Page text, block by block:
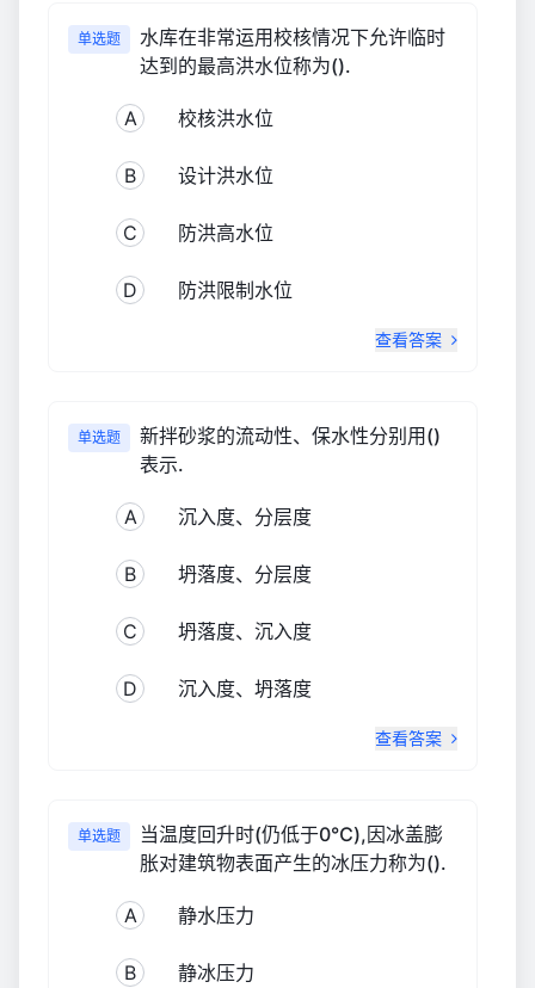
单选题
水库在非常运用校核情况下允许临时
达到的最高洪水位称为().
A 校核洪水位
B 设计洪水位
C 防洪高水位
D 防洪限制水位
查看答案
单选题
新拌砂浆的流动性、保水性分别用()
表示.
A 沉入度、分层度
B 坍落度、分层度
C 坍落度、沉入度
D 沉入度、坍落度
查看答案
单选题
当温度回升时(仍低于0℃),因冰盖膨
胀对建筑物表面产生的冰压力称为().
A 静水压力
B 静冰压力